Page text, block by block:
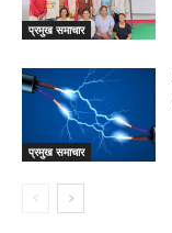
प्रमुख समाचार
प्रमुख समाचार